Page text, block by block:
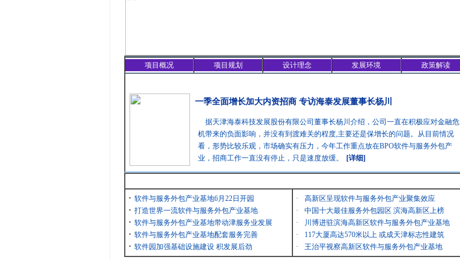
项目概况 项目规划 设计理念 发展环境
政策解读
一季全面增长加大内资招商 专访海泰发展董事长杨川
据天津海泰科技发展股份有限公司董事长杨川介绍，公司一直在积极应对金融危
机带来的负面影响，并没有到渡难关的程度,主要还是保增长的问题。从目前情况
看，形势比较乐观，市场确实有压力，今年工作重点放在BPO软件与服务外包产
业，招商工作一直没有停止，只是速度放缓。
[详细]
· 软件与服务外包产业基地6月22日开园
· 打造世界一流软件与服务外包产业基地
· 软件与服务外包产业基地带动津服务业发展
· 软件与服务外包产业基地配套服务完善
· 软件园加强基础设施建设 积发展后劲
·
高新区呈现软件与服务外包产业聚集效应
·
中国十大最佳服务外包园区 滨海高新区上榜
·
川博进驻滨海高新区软件与服务外包产业基地
·
117大厦高达570米以上 或成天津标志性建筑
·
王治平视察高新区软件与服务外包产业基地